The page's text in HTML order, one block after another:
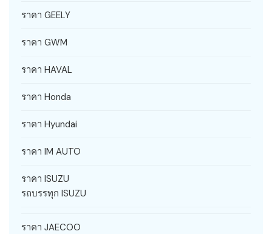
ราคา GEELY
ราคา GWM
ราคา HAVAL
ราคา Honda
ราคา Hyundai
ราคา IM AUTO
ราคา ISUZU
รถบรรทุก ISUZU
ราคา JAECOO